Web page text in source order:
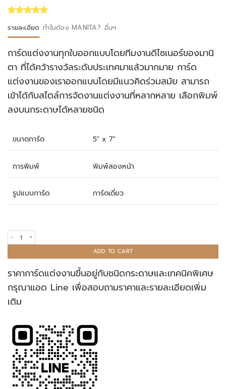
out of 5
based on
rating
รายละเอียด ทำไมต้อง MANITA? อื่นๆ
การ์ดแต่งงานทุกใบออกแบบโดยทีมงานดีไซเนอร์ของมานิ
ตา ที่ได้คว้ารางวัลระดับประเทศมาแล้วมากมาย การ์ด
แต่งงานของเราออกแบบโดยมีแนวคิดร่วมสมัย สามารถ
เข้าได้กับสไตล์การจัดงานแต่งงานที่หลากหลาย เลือกพิมพ์
ลงบนกระดาษได้หลายชนิด
ขนาดการ์ด 5" x 7"
การพิมพ์ พิมพ์สองหน้า
รูปแบบการ์ด การ์ดเดี่ยว
การ์ดแต่งงาน R20-007 quantity
ADD TO CART
ราคาการ์ดแต่งงานขึ้นอยู่กับชนิดกระดาษและเทคนิคพิเศษ
กรุณาแอด Line เพื่อสอบถามราคาและรายละเอียดเพิ่ม
เติม